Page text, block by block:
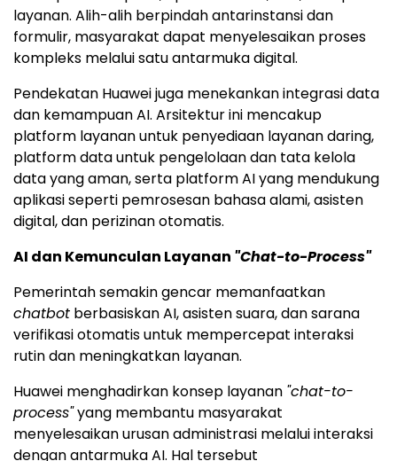
Model tersebut menyederhanakan pengalaman
masyarakat ketika menggunakan layanan publik
dengan akses yang mencakup berbagai layanan
lewat portal terpadu, aplikasi seluler, kios, atau pusat
layanan. Alih-alih berpindah antarinstansi dan
formulir, masyarakat dapat menyelesaikan proses
kompleks melalui satu antarmuka digital.
Pendekatan Huawei juga menekankan integrasi data
dan kemampuan AI. Arsitektur ini mencakup
platform layanan untuk penyediaan layanan daring,
platform data untuk pengelolaan dan tata kelola
data yang aman, serta platform AI yang mendukung
aplikasi seperti pemrosesan bahasa alami, asisten
digital, dan perizinan otomatis.
AI dan Kemunculan Layanan"Chat-to-Process"
Pemerintah semakin gencar memanfaatkan
chatbotberbasiskan AI, asisten suara, dan sarana
verifikasi otomatis untuk mempercepat interaksi
rutin dan meningkatkan layanan.